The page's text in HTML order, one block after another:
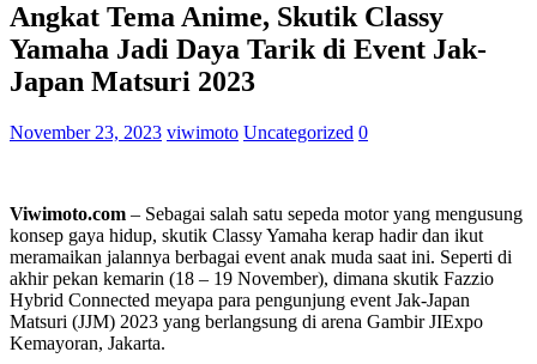
Angkat Tema Anime, Skutik Classy
Yamaha Jadi Daya Tarik di Event Jak-
Japan Matsuri 2023
November 23, 2023 viwimoto Uncategorized 0
Viwimoto.com – Sebagai salah satu sepeda motor yang mengusung
konsep gaya hidup, skutik Classy Yamaha kerap hadir dan ikut
meramaikan jalannya berbagai event anak muda saat ini. Seperti di
akhir pekan kemarin (18 – 19 November), dimana skutik Fazzio
Hybrid Connected meyapa para pengunjung event Jak-Japan
Matsuri (JJM) 2023 yang berlangsung di arena Gambir JIExpo
Kemayoran, Jakarta.